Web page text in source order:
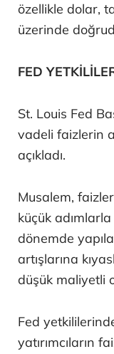
özellikle dolar,
üzerinde
FED
St. Louis Fed
vadeli faizlerin
açıkladı.
Musalem,
küçük adımlarla
dönemde
artışlarına
düşük maliyetli
Fed
yatırımcıların